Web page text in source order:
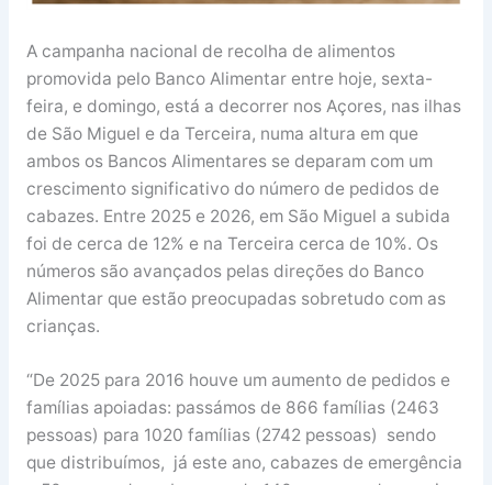
A campanha nacional de recolha de alimentos
promovida pelo Banco Alimentar entre hoje, sexta-
feira, e domingo, está a decorrer nos Açores, nas ilhas
de São Miguel e da Terceira, numa altura em que
ambos os Bancos Alimentares se deparam com um
crescimento significativo do número de pedidos de
cabazes. Entre 2025 e 2026, em São Miguel a subida
foi de cerca de 12% e na Terceira cerca de 10%. Os
números são avançados pelas direções do Banco
Alimentar que estão preocupadas sobretudo com as
crianças.
“De 2025 para 2016 houve um aumento de pedidos e
famílias apoiadas: passámos de 866 famílias (2463
pessoas) para 1020 famílias (2742 pessoas) sendo
que distribuímos, já este ano, cabazes de emergência